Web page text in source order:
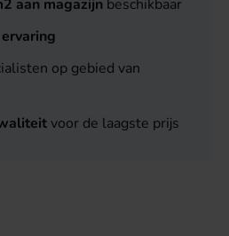
aan magazijn beschikbaar
op gebied van
voor de laagste prijs